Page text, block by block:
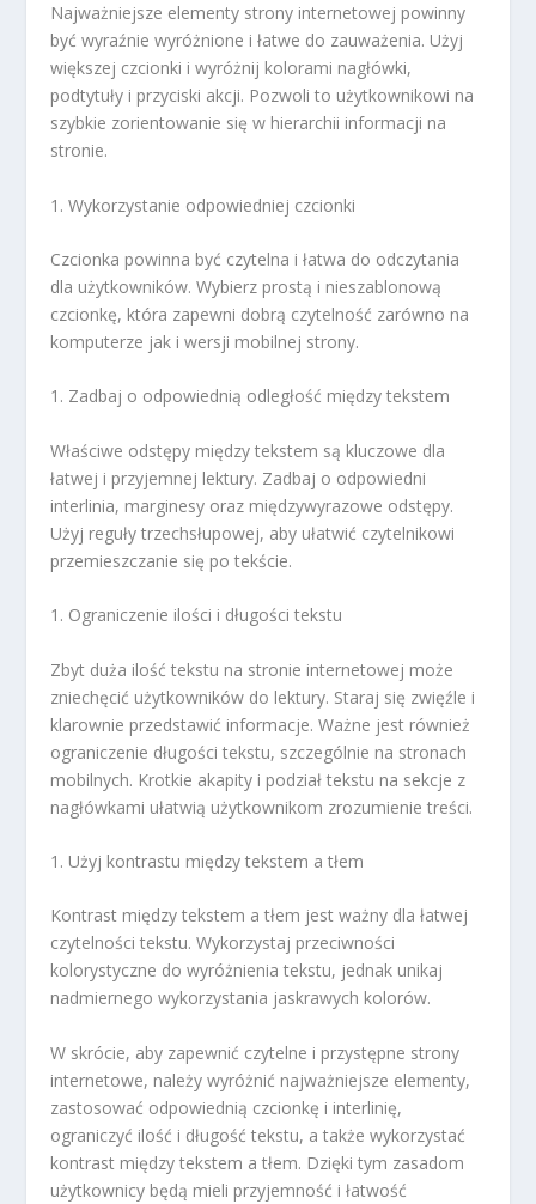
Najważniejsze elementy strony internetowej powinny
być wyraźnie wyróżnione i łatwe do zauważenia. Użyj
większej czcionki i wyróżnij kolorami nagłówki,
podtytuły i przyciski akcji. Pozwoli to użytkownikowi na
szybkie zorientowanie się w hierarchii informacji na
stronie.
1. Wykorzystanie odpowiedniej czcionki
Czcionka powinna być czytelna i łatwa do odczytania
dla użytkowników. Wybierz prostą i nieszablonową
czcionkę, która zapewni dobrą czytelność zarówno na
komputerze jak i wersji mobilnej strony.
1. Zadbaj o odpowiednią odległość między tekstem
Właściwe odstępy między tekstem są kluczowe dla
łatwej i przyjemnej lektury. Zadbaj o odpowiedni
interlinia, marginesy oraz międzywyrazowe odstępy.
Użyj reguły trzechsłupowej, aby ułatwić czytelnikowi
przemieszczanie się po tekście.
1. Ograniczenie ilości i długości tekstu
Zbyt duża ilość tekstu na stronie internetowej może
zniechęcić użytkowników do lektury. Staraj się zwięźle i
klarownie przedstawić informacje. Ważne jest również
ograniczenie długości tekstu, szczególnie na stronach
mobilnych. Krotkie akapity i podział tekstu na sekcje z
nagłówkami ułatwią użytkownikom zrozumienie treści.
1. Użyj kontrastu między tekstem a tłem
Kontrast między tekstem a tłem jest ważny dla łatwej
czytelności tekstu. Wykorzystaj przeciwności
kolorystyczne do wyróżnienia tekstu, jednak unikaj
nadmiernego wykorzystania jaskrawych kolorów.
W skrócie, aby zapewnić czytelne i przystępne strony
internetowe, należy wyróżnić najważniejsze elementy,
zastosować odpowiednią czcionkę i interlinię,
ograniczyć ilość i długość tekstu, a także wykorzystać
kontrast między tekstem a tłem. Dzięki tym zasadom
użytkownicy będą mieli przyjemność i łatwość